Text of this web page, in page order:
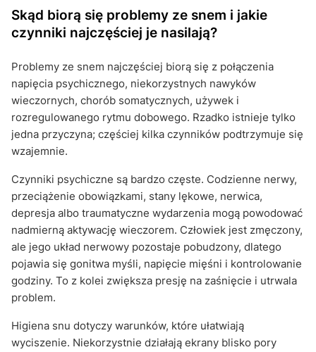
Skąd biorą się problemy ze snem i jakie
czynniki najczęściej je nasilają?
Problemy ze snem najczęściej biorą się z połączenia
napięcia psychicznego, niekorzystnych nawyków
wieczornych, chorób somatycznych, używek i
rozregulowanego rytmu dobowego. Rzadko istnieje tylko
jedna przyczyna; częściej kilka czynników podtrzymuje się
wzajemnie.
Czynniki psychiczne są bardzo częste. Codzienne nerwy,
przeciążenie obowiązkami, stany lękowe, nerwica,
depresja albo traumatyczne wydarzenia mogą powodować
nadmierną aktywację wieczorem. Człowiek jest zmęczony,
ale jego układ nerwowy pozostaje pobudzony, dlatego
pojawia się gonitwa myśli, napięcie mięśni i kontrolowanie
godziny. To z kolei zwiększa presję na zaśnięcie i utrwala
problem.
Higiena snu dotyczy warunków, które ułatwiają
wyciszenie. Niekorzystnie działają ekrany blisko pory